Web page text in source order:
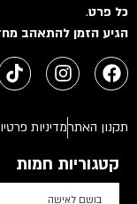
כל פרט.
הגיע הזמן להתאהב
תקנון האתרמדיניות פרטיות
קטגוריות חמות
בושם לאישה